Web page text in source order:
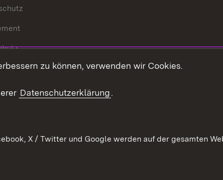
zu können, verwenden wir Cookies.
Datenschutzerklärung.
X / Twitter und Google werden auf der gesamten